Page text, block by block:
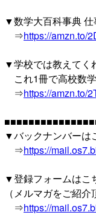
▼数学大百科事典
⇒https://amzn.to/
▼学校では教えてく
これ1冊で高校数
⇒https://amzn.to/
▼バックナンバーは
⇒https://
▼登録フォームはこ
（メルマガをご紹
⇒https://